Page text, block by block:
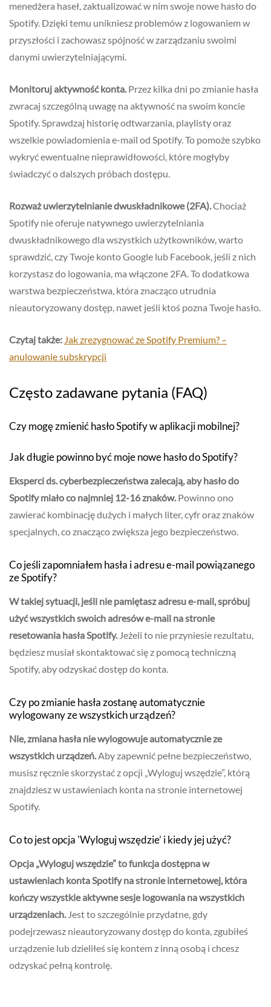
menedżera haseł, zaktualizować w nim swoje nowe hasło do
Spotify. Dzięki temu unikniesz problemów z logowaniem w
przyszłości i zachowasz spójność w zarządzaniu swoimi
danymi uwierzytelniającymi.
Monitoruj aktywność konta.Przez kilka dni po zmianie hasła
zwracaj szczególną uwagę na aktywność na swoim koncie
Spotify. Sprawdzaj historię odtwarzania, playlisty oraz
wszelkie powiadomienia e-mail od Spotify. To pomoże szybko
wykryć ewentualne nieprawidłowości, które mogłyby
świadczyć o dalszych próbach dostępu.
Rozważ uwierzytelnianie dwuskładnikowe (2FA).Chociaż
Spotify nie oferuje natywnego uwierzytelniania
dwuskładnikowego dla wszystkich użytkowników, warto
sprawdzić, czy Twoje konto Google lub Facebook, jeśli z nich
korzystasz do logowania, ma włączone 2FA. To dodatkowa
warstwa bezpieczeństwa, która znacząco utrudnia
nieautoryzowany dostęp, nawet jeśli ktoś pozna Twoje hasło.
Czytaj także: Jak zrezygnować ze Spotify Premium? –
anulowanie subskrypcji
Często zadawane pytania (FAQ)
Czy mogę zmienić hasło Spotify w aplikacji mobilnej?
Jak długie powinno być moje nowe hasło do Spotify?
Eksperci ds. cyberbezpieczeństwa zalecają, aby hasło do
Spotify miało co najmniej 12-16 znaków.Powinno ono
zawierać kombinację dużych i małych liter, cyfr oraz znaków
specjalnych, co znacząco zwiększa jego bezpieczeństwo.
Co jeśli zapomniałem hasła i adresu e-mail powiązanego
ze Spotify?
W takiej sytuacji, jeśli nie pamiętasz adresu e-mail, spróbuj
użyć wszystkich swoich adresów e-mail na stronie
resetowania hasła Spotify.Jeżeli to nie przyniesie rezultatu,
będziesz musiał skontaktować się z pomocą techniczną
Spotify, aby odzyskać dostęp do konta.
Czy po zmianie hasła zostanę automatycznie
wylogowany ze wszystkich urządzeń?
Nie, zmiana hasła nie wylogowuje automatycznie ze
wszystkich urządzeń.Aby zapewnić pełne bezpieczeństwo,
musisz ręcznie skorzystać z opcji „Wyloguj wszędzie”, którą
znajdziesz w ustawieniach konta na stronie internetowej
Spotify.
Co to jest opcja 'Wyloguj wszędzie’ i kiedy jej użyć?
Opcja „Wyloguj wszędzie” to funkcja dostępna w
ustawieniach konta Spotify na stronie internetowej, która
kończy wszystkie aktywne sesje logowania na wszystkich
urządzeniach.Jest to szczególnie przydatne, gdy
podejrzewasz nieautoryzowany dostęp do konta, zgubiłeś
urządzenie lub dzieliłeś się kontem z inną osobą i chcesz
odzyskać pełną kontrolę.